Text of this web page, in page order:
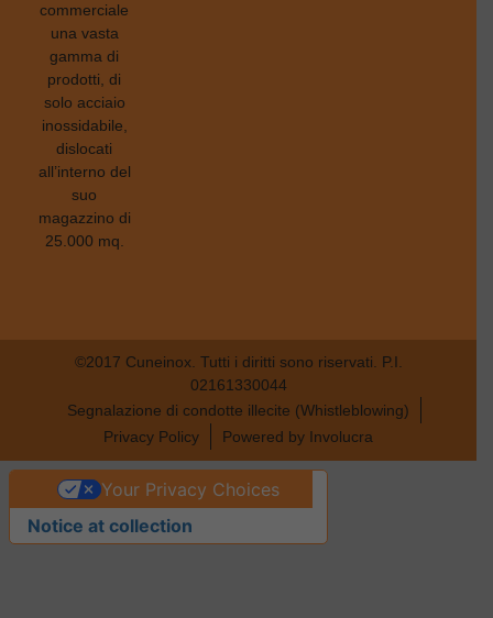
commerciale
una vasta
gamma di
prodotti, di
solo acciaio
inossidabile,
dislocati
all’interno del
suo
magazzino di
25.000 mq.
©2017 Cuneinox. Tutti i diritti sono riservati. P.I.
02161330044
Segnalazione di condotte illecite (Whistleblowing)
Privacy Policy
Powered by Involucra
Notice at collection
Your Privacy Choices